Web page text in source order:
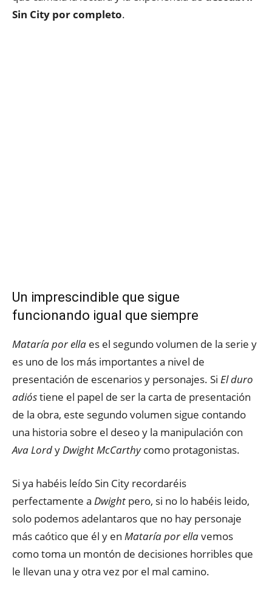
Sin City por completo.
Un imprescindible que sigue
funcionando igual que siempre
Mataría por ella es el segundo volumen de la serie y
es uno de los más importantes a nivel de
presentación de escenarios y personajes. Si El duro
adióstiene el papel de ser la carta de presentación
de la obra, este segundo volumen sigue contando
una historia sobre el deseo y la manipulación con
Ava LordyDwight McCarthycomo protagonistas.
Si ya habéis leído Sin City recordaréis
perfectamente a Dwight pero, si no lo habéis leido,
solo podemos adelantaros que no hay personaje
más caótico que él y en Mataría por ellavemos
como toma un montón de decisiones horribles que
le llevan una y otra vez por el mal camino.